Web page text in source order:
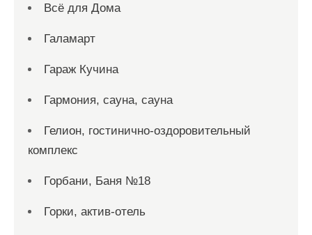
Всё для Дома
Галамарт
Гараж Кучина
Гармония, сауна, сауна
Гелион, гостинично-оздоровительный
комплекс
Горбани, Баня №18
Горки, актив-отель